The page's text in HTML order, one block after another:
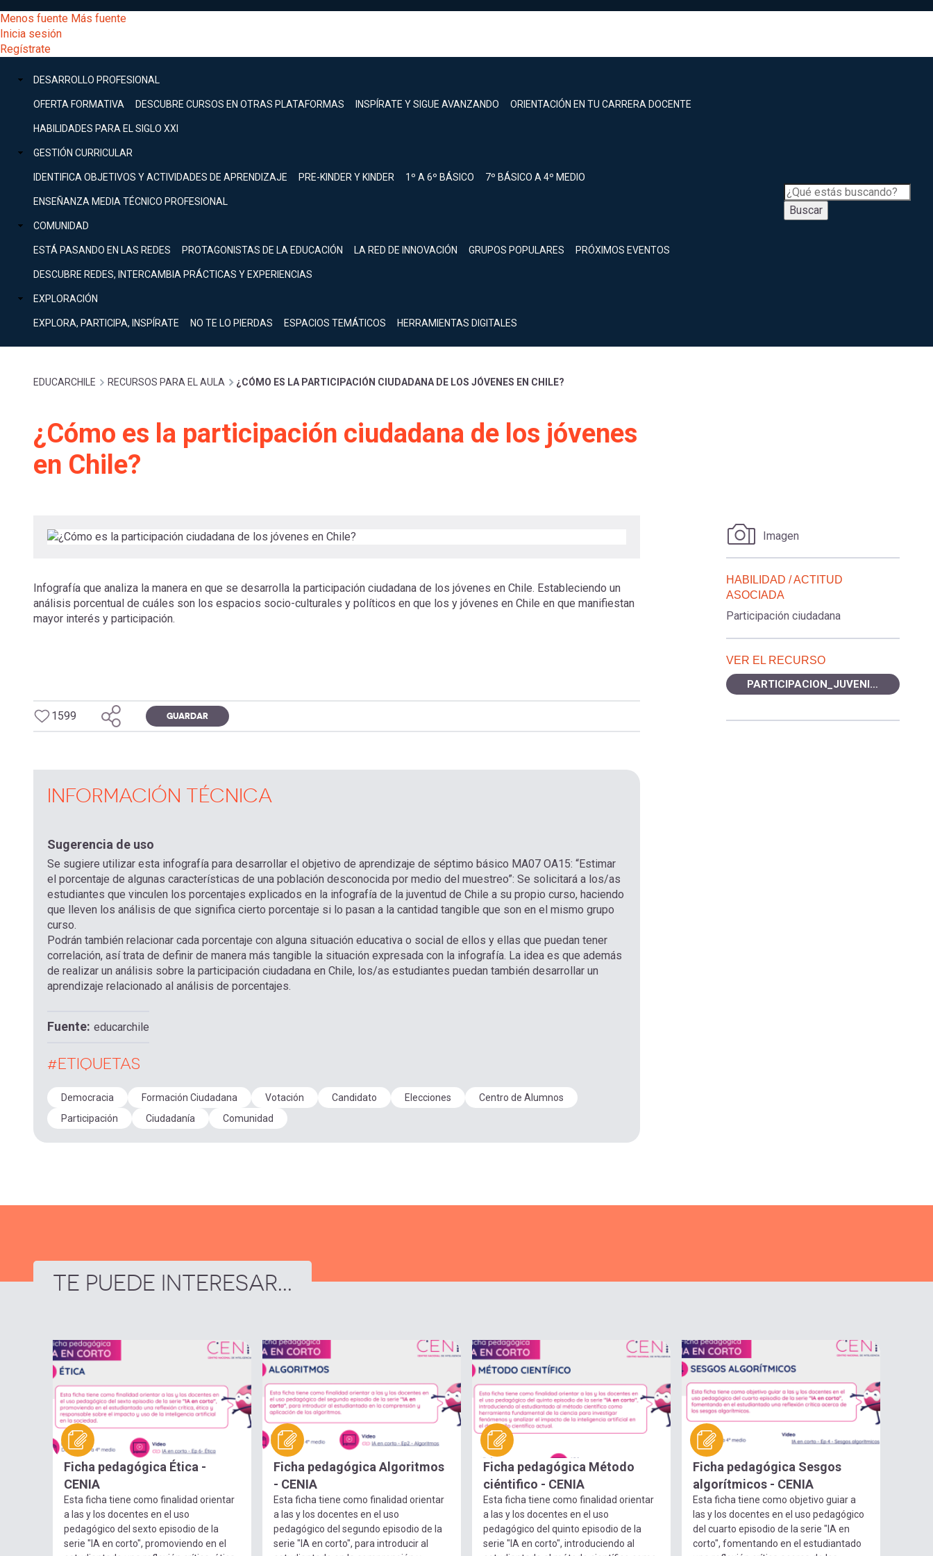
al
contenido
principal
[Educarchile
Escritorio]
Menú
entrar
mi
cuenta
Menos fuente Más fuente
Inicia sesión
Regístrate
Menú
principal
DESARROLLO PROFESIONAL
OFERTA FORMATIVA DESCUBRE CURSOS EN OTRAS PLATAFORMAS INSPÍRATE Y SIGUE AVANZANDO ORIENTACIÓN EN TU CARRERA DOCENTE
HABILIDADES PARA EL SIGLO XXI
GESTIÓN CURRICULAR
IDENTIFICA OBJETIVOS Y ACTIVIDADES DE APRENDIZAJE PRE-KINDER Y KINDER 1º A 6º BÁSICO 7º BÁSICO A 4º MEDIO
ENSEÑANZA MEDIA TÉCNICO PROFESIONAL
COMUNIDAD
ESTÁ PASANDO EN LAS REDES PROTAGONISTAS DE LA EDUCACIÓN LA RED DE INNOVACIÓN GRUPOS POPULARES PRÓXIMOS EVENTOS
DESCUBRE REDES, INTERCAMBIA PRÁCTICAS Y EXPERIENCIAS
EXPLORACIÓN
EXPLORA, PARTICIPA, INSPÍRATE NO TE LO PIERDAS ESPACIOS TEMÁTICOS HERRAMIENTAS DIGITALES
Buscar
Buscar
Menú
principal
DESARROLLO
Expand
GESTIÓN
Expand
COMUNIDAD
Expand
EXPLORACIÓN
[Educarchile
Mobile]
Menú
cuenta
Inicia
Sobrescribir
enlaces
de
ayuda
la
EDUCARCHILE RECURSOS PARA EL AULA ¿CÓMO ES LA PARTICIPACIÓN CIUDADANA DE LOS JÓVENES EN CHILE?
¿Cómo es la participación ciudadana de los jóvenes
en Chile?
Infografía que analiza la manera en que se desarrolla la participación ciudadana de los jóvenes en Chile. Estableciendo un
análisis porcentual de cuáles son los espacios socio-culturales y políticos en que los y jóvenes en Chile en que manifiestan
mayor interés y participación.
1599 GUARDAR
INFORMACIÓN TÉCNICA
Sugerencia de uso
Se sugiere utilizar esta infografía para desarrollar el objetivo de aprendizaje de séptimo básico MA07 OA15: “Estimar
el porcentaje de algunas características de una población desconocida por medio del muestreo”: Se solicitará a los/as
estudiantes que vinculen los porcentajes explicados en la infografía de la juventud de Chile a su propio curso, haciendo
que lleven los análisis de que significa cierto porcentaje si lo pasan a la cantidad tangible que son en el mismo grupo
curso.
Podrán también relacionar cada porcentaje con alguna situación educativa o social de ellos y ellas que puedan tener
correlación, así trata de definir de manera más tangible la situación expresada con la infografía. La idea es que además
de realizar un análisis sobre la participación ciudadana en Chile, los/as estudiantes puedan también desarrollar un
aprendizaje relacionado al análisis de porcentajes.
Fuente educarchile
#ETIQUETAS
Democracia Formación Ciudadana Votación Candidato Elecciones
Centro de Alumnos
Participación
Ciudadanía Comunidad
Imagen
HABILIDAD / ACTITUD
ASOCIADA
Participación ciudadana
VER EL RECURSO
PARTICIPACION_JUVENIL.jpg
TE PUEDE INTERESAR...
Ficha pedagógica Ética -
CENIA
Esta ficha tiene como finalidad orientar
a las y los docentes en el uso
pedagógico del sexto episodio de la
serie "IA en corto", promoviendo en el
Ficha pedagógica Algoritmos
- CENIA
Esta ficha tiene como finalidad orientar
a las y los docentes en el uso
pedagógico del segundo episodio de la
serie "IA en corto", para introducir al
Ficha pedagógica Método
ciéntifico - CENIA
Esta ficha tiene como finalidad orientar
a las y los docentes en el uso
pedagógico del quinto episodio de la
serie "IA en corto", introduciendo al
Ficha pedagógica Sesgos
algorítmicos - CENIA
Esta ficha tiene como objetivo guiar a
las y los docentes en el uso pedagógico
del cuarto episodio de la serie "IA en
corto", fomentando en el estudiantado
Inicia sesión.